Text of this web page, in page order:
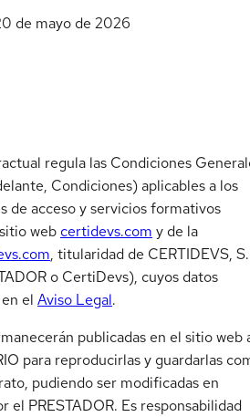
de mayo de 2026
regula las Condiciones
Condiciones) aplicables a los
de acceso y servicios formativos
web certidevs.com y de la
, titularidad de CERTIDEVS,
o CertiDevs), cuyos datos
el Aviso Legal.
publicadas en el sitio web
para reproducirlas y guardarlas
pudiendo ser modificadas en
el PRESTADOR. Es responsabilidad